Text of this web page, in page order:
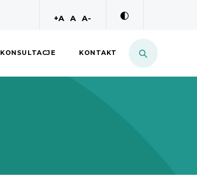
+Awiększa czcionka
Anormalna czcionka
A- mniejsza czcionka
KONSULTACJE KONTAKT